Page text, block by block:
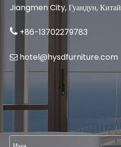
Jiangmen City, Гуандун, Китай
 +86-13702279783
 hotel@hysdfurniture.com